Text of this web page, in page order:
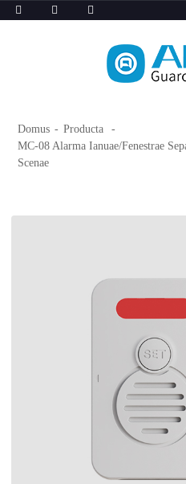
Domus
Producta
MC-08 Alarma Ianuae/Fenestrae
Scenae